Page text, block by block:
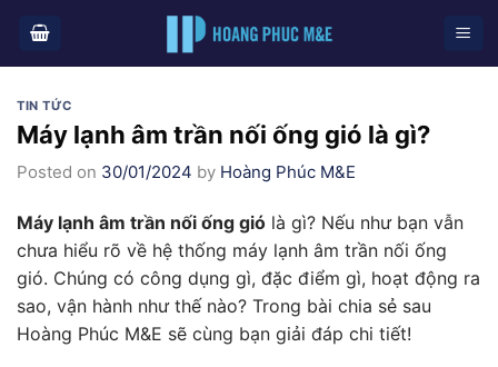
content
TIN TỨC
Máy lạnh âm trần nối ống gió là gì?
Posted on 30/01/2024 by Hoàng Phúc M&E
Máy lạnh âm trần nối ống gió là gì? Nếu như bạn vẫn
chưa hiểu rõ về hệ thống máy lạnh âm trần nối ống
gió. Chúng có công dụng gì, đặc điểm gì, hoạt động ra
sao, vận hành như thế nào? Trong bài chia sẻ sau
Hoàng Phúc M&E sẽ cùng bạn giải đáp chi tiết!